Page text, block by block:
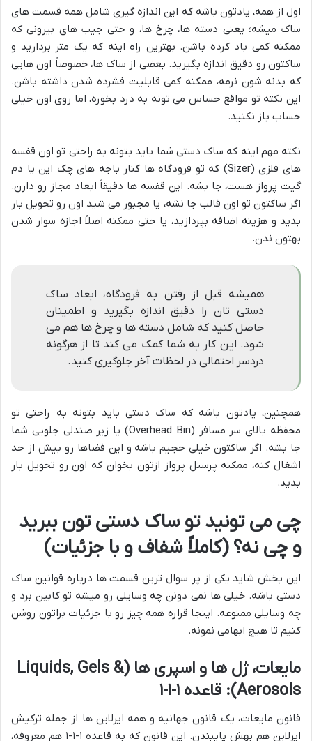
اول از همه، یادتون باشه که این اندازه گیری شامل همه قسمت های
ساک میشه؛ یعنی دسته ها، چرخ ها، و حتی جیب های بیرونی که
ممکنه کمی باد کرده باشن. بهترین راه اینه که یک متر بردارید و
ساکتون رو دقیق اندازه بگیرید. بعضی از ساک ها، خصوصاً اون هایی
که بدنه شون نرمه، ممکنه کمی قابلیت فشرده شدن داشته باشن.
این نکته تو مواقع حساس می تونه به درد بخوره، اما روی اون خیلی
حساب باز نکنید.
نکته مهم اینه که ساک دستی شما باید بتونه به راحتی تو اون قفسه
های فلزی (Sizer) که تو فرودگاه ها کنار باجه های چک این یا دم
گیت پرواز هست، جا بشه. این قفسه ها دقیقاً ابعاد مجاز رو دارن.
اگر ساکتون تو اون قالب جا نشه، یا مجبور می شید اون رو تحویل بار
بدید و هزینه اضافه بپردازید، یا حتی ممکنه اصلاً اجازه سوار شدن
بهتون ندن.
همیشه قبل از رفتن به فرودگاه، ابعاد ساک
دستی تان را دقیق اندازه بگیرید و اطمینان
حاصل کنید که شامل دسته ها و چرخ ها هم می
شود. این کار به شما کمک می کند تا از هرگونه
دردسر احتمالی در لحظات آخر جلوگیری کنید.
همچنین، یادتون باشه که ساک دستی باید بتونه به راحتی تو
محفظه بالای سر مسافر (Overhead Bin) یا زیر صندلی جلویی شما
جا بشه. اگر ساکتون خیلی حجیم باشه و این فضاها رو بیش از حد
اشغال کنه، ممکنه پرسنل پرواز ازتون بخوان که اون رو تحویل بار
بدید.
چی می تونید تو ساک دستی تون ببرید
و چی نه؟ (کاملاً شفاف و با جزئیات)
این بخش شاید یکی از پر سوال ترین قسمت ها درباره قوانین ساک
دستی باشه. خیلی ها نمی دونن چه وسایلی رو میشه تو کابین برد و
چه وسایلی ممنوعه. اینجا قراره همه چیز رو با جزئیات براتون روشن
کنیم تا هیچ ابهامی نمونه.
مایعات، ژل ها و اسپری ها (Liquids, Gels &
Aerosols): قاعده ۱-۱-۱
قانون مایعات، یک قانون جهانیه و همه ایرلاین ها از جمله ترکیش
ایرلاین هم بهش پایبندن. این قانون که به قاعده ۱-۱-۱ هم معروفه،